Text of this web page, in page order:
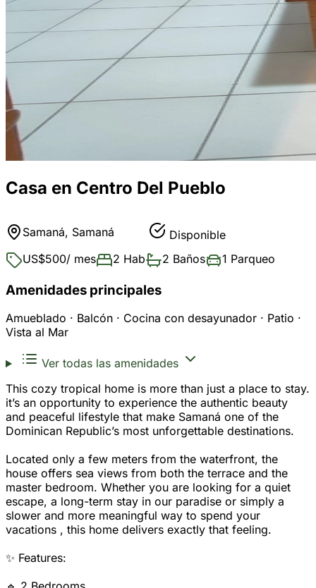
Casa en Centro Del Pueblo
Samaná, Samaná
Disponible
US$500/ mes 2 Hab 2 Baños 1 Parqueo
Amenidades principales
Amueblado · Balcón · Cocina con desayunador · Patio ·
Vista al Mar
Ver todas las amenidades
This cozy tropical home is more than just a place to stay.
it’s an opportunity to experience the authentic beauty
and peaceful lifestyle that make Samaná one of the
Dominican Republic’s most unforgettable destinations.
Located only a few meters from the waterfront, the
house offers sea views from both the terrace and the
master bedroom. Whether you are looking for a quiet
escape, a long-term stay in our paradise or simply a
slower and more meaningful way to spend your
vacations , this home delivers exactly that feeling.
✨ Features: